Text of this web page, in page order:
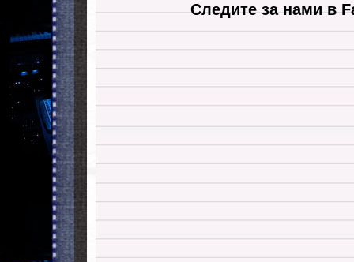
Следите за нами в